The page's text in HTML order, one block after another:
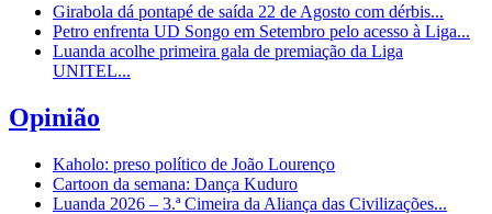
Girabola dá pontapé de saída 22 de Agosto com dérbis...
Petro enfrenta UD Songo em Setembro pelo acesso à Liga...
Luanda acolhe primeira gala de premiação da Liga
UNITEL...
Opinião
Kaholo: preso político de João Lourenço
Cartoon da semana: Dança Kuduro
Luanda 2026 – 3.ª Cimeira da Aliança das Civilizações...